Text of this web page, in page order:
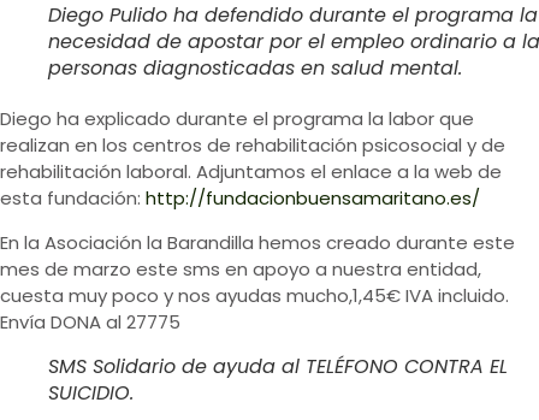
Diego Pulido ha defendido durante el programa la
necesidad de apostar por el empleo ordinario a
personas diagnosticadas en salud mental.
Diego ha explicado durante el programa la labor que
realizan en los centros de rehabilitación psicosocial y de
rehabilitación laboral. Adjuntamos el enlace a la web de
esta fundación: http://fundacionbuensamaritano.es/
En la Asociación la Barandilla hemos creado durante este
mes de marzo este sms en apoyo a nuestra entidad,
cuesta muy poco y nos ayudas mucho,1,45€ IVA incluido.
Envía DONA al 27775
SMS Solidario de ayuda al TELÉFONO CONTRA EL
SUICIDIO.